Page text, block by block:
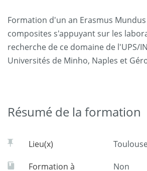
Formation d'un an Erasmus
composites s'appuyant sur les
recherche de ce domaine de l'UPS/
Universités de Minho, Naples et
Résumé de la formation
Lieu(x)
Formation à Non